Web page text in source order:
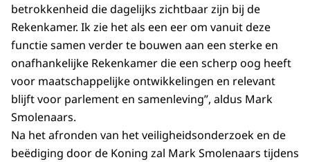
betrokkenheid die dagelijks zichtbaar zijn bij de
Rekenkamer. Ik zie het als een eer om vanuit deze
functie samen verder te bouwen aan een sterke en
onafhankelijke Rekenkamer die een scherp oog heeft
voor maatschappelijke ontwikkelingen en relevant
blijft voor parlement en samenleving”, aldus Mark
Smolenaars.
Na het afronden van het veiligheidsonderzoek en de
beëdiging door de Koning zal Mark Smolenaars tijdens